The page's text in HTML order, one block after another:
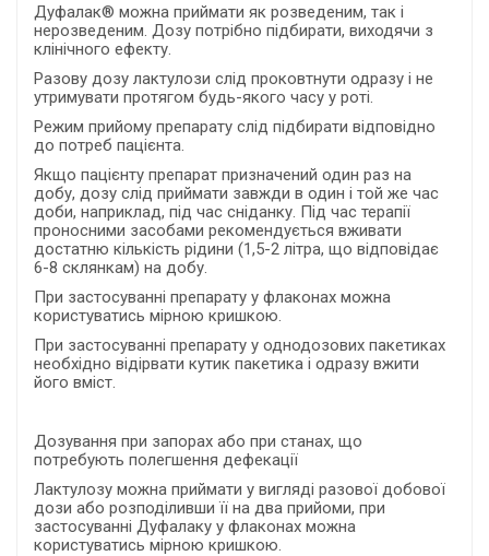
Дуфалак® можна приймати як розведеним, так і
нерозведеним. Дозу потрібно підбирати, виходячи з
клінічного ефекту.
Разову дозу лактулози слід проковтнути одразу і не
утримувати протягом будь-якого часу у роті.
Режим прийому препарату слід підбирати відповідно
до потреб пацієнта.
Якщо пацієнту препарат призначений один раз на
добу, дозу слід приймати завжди в один і той же час
доби, наприклад, під час сніданку. Під час терапії
проносними засобами рекомендується вживати
достатню кількість рідини (1,5-2 літра, що відповідає
6-8 склянкам) на добу.
При застосуванні препарату у флаконах можна
користуватись мірною кришкою.
При застосуванні препарату у однодозових пакетиках
необхідно відірвати кутик пакетика і одразу вжити
його вміст.
Дозування при запорах або при станах, що
потребують полегшення дефекації
Лактулозу можна приймати у вигляді разової добової
дози або розподіливши її на два прийоми, при
застосуванні Дуфалаку у флаконах можна
користуватись мірною кришкою.